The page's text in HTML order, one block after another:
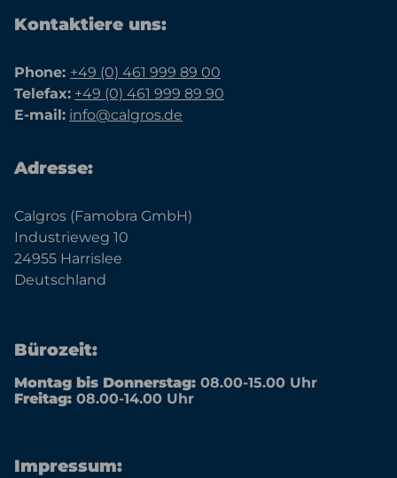
Kontaktiere uns:
Phone: +49 (0) 461 999 89 00
Telefax: +49 (0) 461 999 89 90
E-mail: info@calgros.de
Adresse:
Calgros (Famobra GmbH)
Industrieweg 10
24955 Harrislee
Deutschland
Bürozeit:
Montag bis Donnerstag: 08.00-15.00 Uhr
Freitag: 08.00-14.00 Uhr
Impressum: